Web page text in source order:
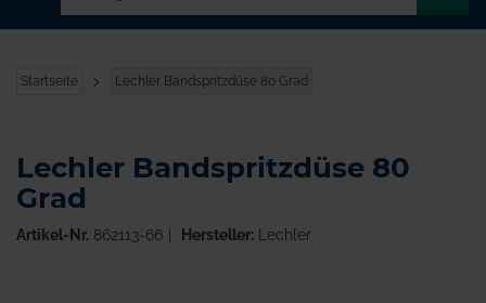
Startseite Lechler Bandspritzdüse 80 Grad
Lechler Bandspritzdüse 80
Grad
Artikel-Nr. 862113-66 Hersteller:Lechler